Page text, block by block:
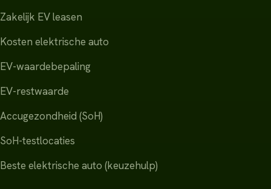
Zakelijk EV leasen
Kosten elektrische auto
EV-waardebepaling
EV-restwaarde
Accugezondheid (SoH)
SoH-testlocaties
Beste elektrische auto (keuzehulp)